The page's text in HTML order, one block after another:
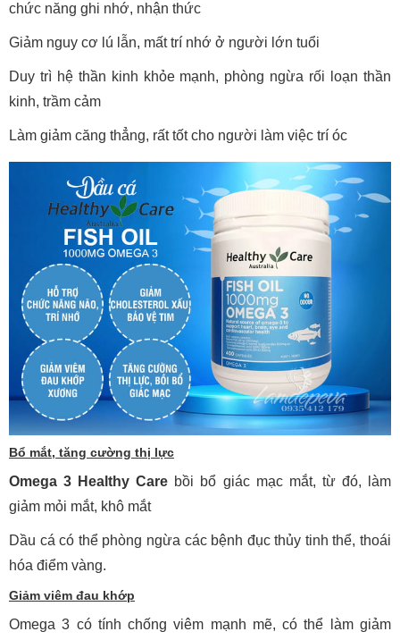
chức năng ghi nhớ, nhận thức
Giảm nguy cơ lú lẫn, mất trí nhớ ở người lớn tuổi
Duy trì hệ thần kinh khỏe mạnh, phòng ngừa rối loạn thần
kinh, trầm cảm
Làm giảm căng thẳng, rất tốt cho người làm việc trí óc
Bổ mắt, tăng cường thị lực
Omega 3 Healthy Care bồi bổ giác mạc mắt, từ đó, làm
giảm mỏi mắt, khô mắt
Dầu cá có thể phòng ngừa các bệnh đục thủy tinh thể, thoái
hóa điểm vàng.
Giảm viêm đau khớp
Omega 3 có tính chống viêm mạnh mẽ, có thể làm giảm